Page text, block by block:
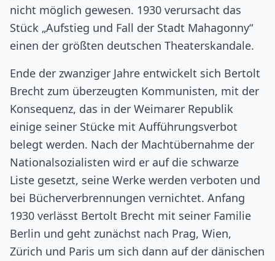
nicht möglich gewesen. 1930 verursacht das
Stück „Aufstieg und Fall der Stadt Mahagonny“
einen der größten deutschen Theaterskandale.
Ende der zwanziger Jahre entwickelt sich Bertolt
Brecht zum überzeugten Kommunisten, mit der
Konsequenz, das in der Weimarer Republik
einige seiner Stücke mit Aufführungsverbot
belegt werden. Nach der Machtübernahme der
Nationalsozialisten wird er auf die schwarze
Liste gesetzt, seine Werke werden verboten und
bei Bücherverbrennungen vernichtet. Anfang
1930 verlässt Bertolt Brecht mit seiner Familie
Berlin und geht zunächst nach Prag, Wien,
Zürich und Paris um sich dann auf der dänischen